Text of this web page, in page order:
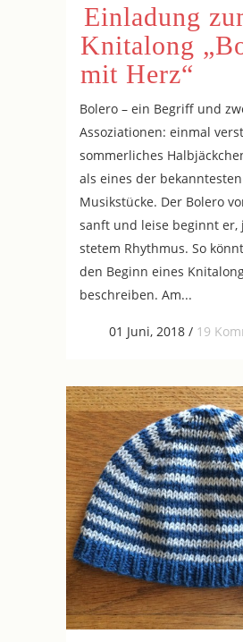
Einladung
Knitalong
mit Herz“
Bolero – ein Begriff und
Assoziationen: einmal
sommerliches
als eines der
Musikstücke. Der Bolero
sanft und leise beginnt er,
stetem Rhythmus. So
den Beginn eines
beschreiben. Am...
01 Juni, 2018/ 19